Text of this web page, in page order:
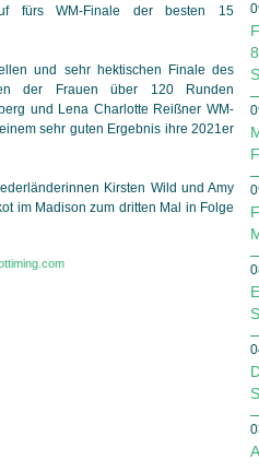
fürs WM-Finale der besten 15
und sehr hektischen Finale des
der Frauen über 120 Runden
und Lena Charlotte Reißner WM-
sehr guten Ergebnis ihre 2021er
Kirsten Wild und Amy
im Madison zum dritten Mal in Folge